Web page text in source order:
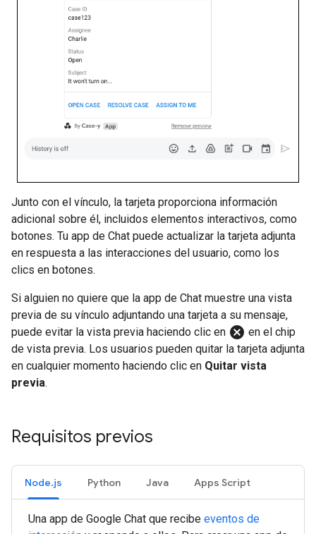
Junto con el vínculo, la tarjeta proporciona información
adicional sobre él, incluidos elementos interactivos, como
botones. Tu app de Chat puede actualizar la tarjeta adjunta
en respuesta a las interacciones del usuario, como los
clics en botones.
Si alguien no quiere que la app de Chat muestre una vista
previa de su vínculo adjuntando una tarjeta a su mensaje,
puede evitar la vista previa haciendo clic en cancel en el chip
de vista previa. Los usuarios pueden quitar la tarjeta adjunta
en cualquier momento haciendo clic en Quitar vista
previa.
Requisitos previos
Node.js Python Java Apps Script
Una app de Google Chat que recibe eventos de